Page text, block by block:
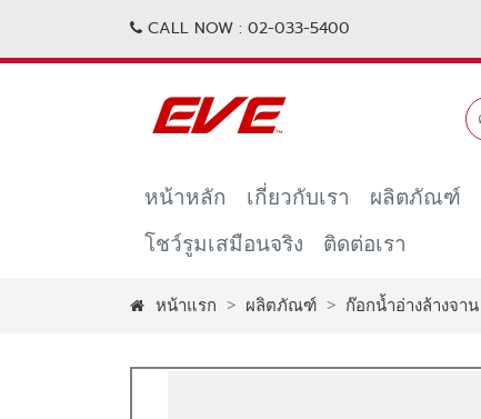
CALL NOW : 02-033-5400
หน้าหลัก เกี่ยวกับเรา ผลิตภัณฑ์
โชว์รูมเสมือนจริง
ติดต่อเรา
หน้าแรก > ผลิตภัณฑ์ > ก๊อกน้ำอ่างล้างจาน